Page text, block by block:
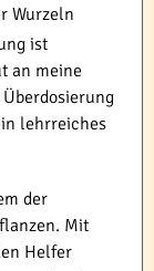
Wurzeln
ist
an meine
lehrreiches
der
Mit
Helfer